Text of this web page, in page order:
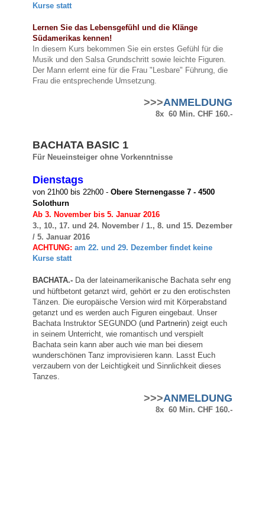
Kurse statt
Lernen Sie das Lebensgefühl und die Klänge
Südamerikas kennen!
In diesem Kurs bekommen Sie ein erstes Gefühl für die
Musik und den Salsa Grundschritt sowie leichte Figuren.
Der Mann erlernt eine für die Frau "Lesbare" Führung, die
Frau die entsprechende Umsetzung.
>>>ANMELDUNG
8x 60 Min. CHF 160.-
BACHATA BASIC 1
Für Neueinsteiger ohne Vorkenntnisse
Dienstags
von 21h00 bis 22h00 - Obere Sternengasse 7 - 4500
Solothurn
Ab 3. November bis 5. Januar 2016
3., 10., 17. und 24. November / 1., 8. und 15. Dezember
/ 5. Januar 2016
ACHTUNG: am 22. und 29. Dezember findet keine
Kurse statt
BACHATA.-Da der lateinamerikanische Bachata sehr eng
und hüftbetont getanzt wird, gehört er zu den erotischsten
Tänzen. Die europäische Version wird mit Körperabstand
getanzt und es werden auch Figuren eingebaut. Unser
Bachata Instruktor SEGUNDO (und Partnerin)zeigt euch
in seinem Unterricht, wie romantisch und verspielt
Bachata sein kann aber auch wie man bei diesem
wunderschönen Tanz improvisieren kann. Lasst Euch
verzaubern von der Leichtigkeit und Sinnlichkeit dieses
Tanzes.
>>>ANMELDUNG
8x 60 Min. CHF 160.-